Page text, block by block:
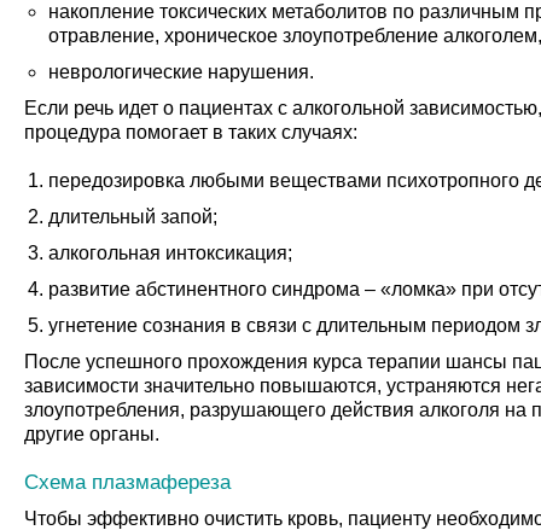
накопление токсических метаболитов по различным
отравление, хроническое злоупотребление
неврологические нарушения.
Если речь идет о пациентах с алкогольной
процедура помогает в таких случаях:
передозировка любыми веществами психотропного
длительный запой;
алкогольная интоксикация;
развитие абстинентного синдрома – «ломка» при
угнетение сознания в связи с длительным периодом
После успешного прохождения курса терапии шансы
зависимости значительно повышаются, устраняются
злоупотребления, разрушающего действия алкоголя на
другие органы.
Схема плазмафереза
Чтобы эффективно очистить кровь, пациенту